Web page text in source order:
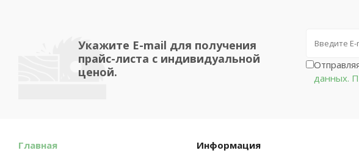
Укажите E-mail для получения
прайс-листа с индивидуальной
ценой.
данных.
Главная Информация